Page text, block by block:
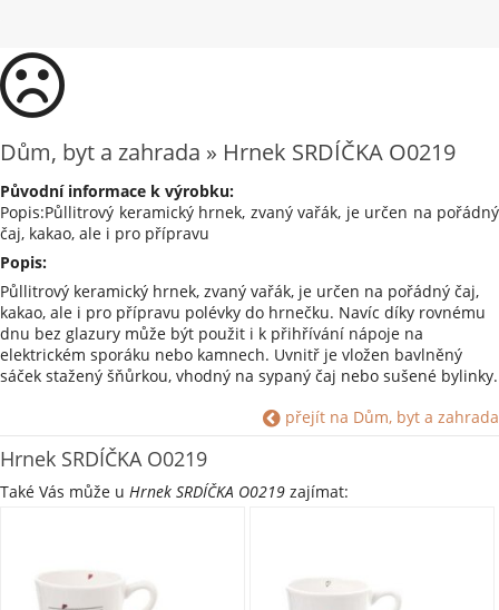
Dům, byt a zahrada » Hrnek SRDÍČKA O0219
Původní informace k výrobku:
Popis:Půllitrový keramický hrnek, zvaný vařák, je určen na pořádný
čaj, kakao, ale i pro přípravu
Popis:
Půllitrový keramický hrnek, zvaný vařák, je určen na pořádný čaj,
kakao, ale i pro přípravu polévky do hrnečku. Navíc díky rovnému
dnu bez glazury může být použit i k přihřívání nápoje na
elektrickém sporáku nebo kamnech. Uvnitř je vložen bavlněný
sáček stažený šňůrkou, vhodný na sypaný čaj nebo sušené bylinky.
Rozměry: 11 x 11 x 10 cm.
Materiál: keramika.
Barva: bílá, černá, červená.
Shrnutí parametrů:
přejít na Dům, byt a zahrada
Hrnek SRDÍČKA O0219
Také Vás může u Hrnek SRDÍČKA O0219 zajímat: